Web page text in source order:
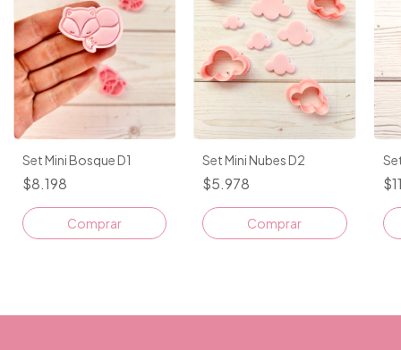
Set Mini Bosque D1
$8.198
Set Mini Nubes D2
$5.978